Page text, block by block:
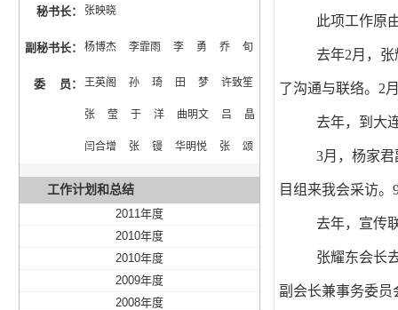
秘书长： 张映晓
副秘书长： 杨博杰  李霏雨  李  勇  乔  旬
委 员 ： 王英阁  孙  琦  田  梦  许致笙
张  莹  于  洋  曲明文  吕  晶
闫合增  张  镘  华明悦  张  颂
工作计划和总结
2011年度
2010年度
2010年度
2009年度
2008年度
此项工作原
去年2月，
了沟通与联络。2
去年，到大
3月，杨家
目组来我会采访
去年，宣传
张耀东会长
副会长兼事务委